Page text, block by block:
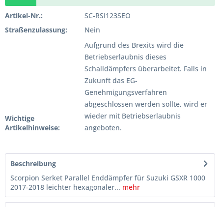
Artikel-Nr.:
SC-RSI123SEO
Straßenzulassung:
Nein
Wichtige
Artikelhinweise:
Aufgrund des Brexits wird die
Betriebserlaubnis dieses
Schalldämpfers überarbeitet. Falls in
Zukunft das EG-
Genehmigungsverfahren
abgeschlossen werden sollte, wird er
wieder mit Betriebserlaubnis
angeboten.
Beschreibung
Scorpion Serket Parallel Enddämpfer für Suzuki GSXR 1000
2017-2018 leichter hexagonaler... mehr